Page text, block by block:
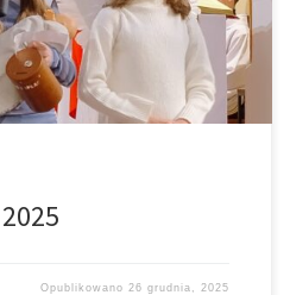
projektu jest wsparcie
[…]
Opublikowano 26 grudnia, 2025